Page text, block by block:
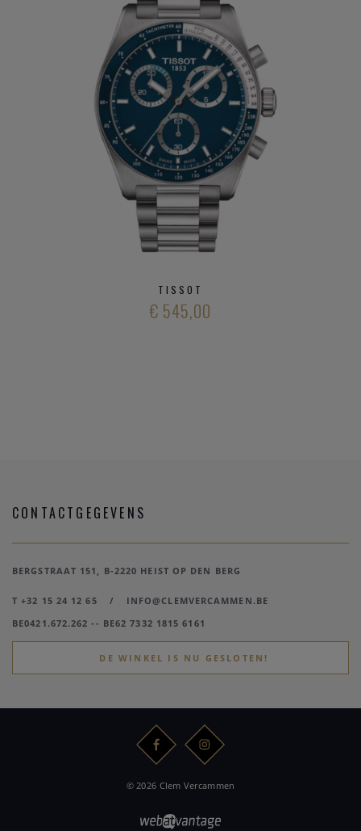
TISSOT
€ 545,00
CONTACTGEGEVENS
BERGSTRAAT 151, B-2220 HEIST OP DEN BERG
T +32 15 24 12 65 /
INFO@CLEMVERCAMMEN.BE
BE0421.672.262 -- BE62 7332 1815 6161
DE WINKEL IS NU GESLOTEN!
© 2026 Clem Vercammen